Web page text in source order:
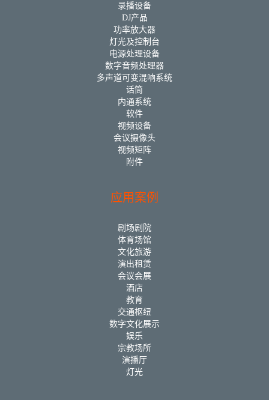
录播设备
DJ产品
功率放大器
灯光及控制台
电源处理设备
数字音频处理器
多声道可变混响系统
话筒
内通系统
软件
视频设备
会议摄像头
视频矩阵
附件
应用案例
剧场剧院
体育场馆
文化旅游
演出租赁
会议会展
酒店
教育
交通枢纽
数字文化展示
娱乐
宗教场所
演播厅
灯光